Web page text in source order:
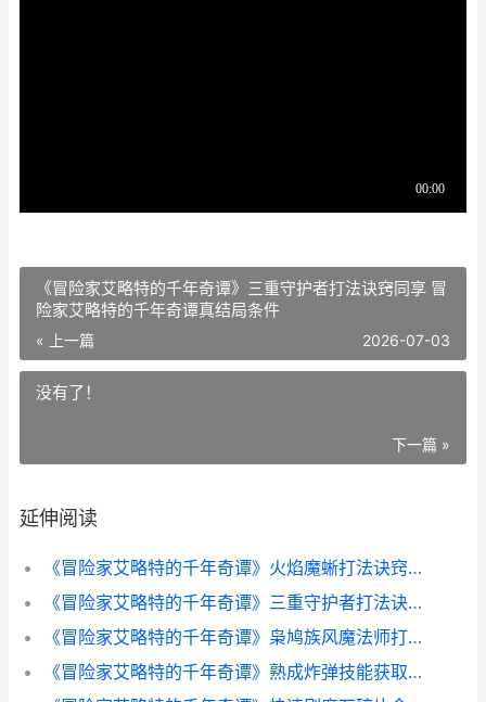
《冒险家艾略特的千年奇谭》三重守护者打法诀窍同享 冒
险家艾略特的千年奇谭真结局条件
« 上一篇 2026-07-03
没有了！
下一篇 »
延伸阅读
《冒险家艾略特的千年奇谭》火焰魔蜥打法诀窍同享 冒险家艾略特的千年奇谭完美结局
《冒险家艾略特的千年奇谭》三重守护者打法诀窍同享 冒险家艾略特的千年奇谭真结局条件
《冒险家艾略特的千年奇谭》枭鸠族风魔法师打法诀窍同享 冒险家艾略特的千年奇谭恢弘巨树
《冒险家艾略特的千年奇谭》熟成炸弹技能获取方式说明 冒险家艾略特攻略